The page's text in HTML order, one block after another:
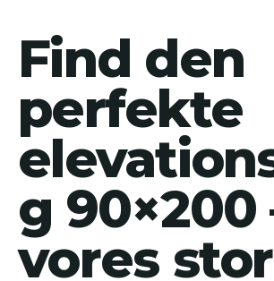
Find den
perfekte
g 90×200
vores